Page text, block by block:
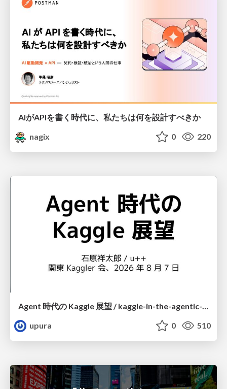
AIがAPIを書く時代に、私たちは何を設計すべきか
nagix
0 220
Agent 時代の Kaggle 展望 / kaggle-in-the-agentic-era
upura
0 510